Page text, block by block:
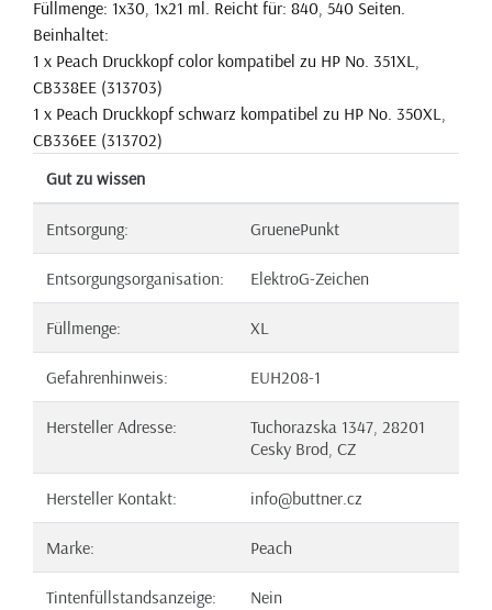
Füllmenge: 1x30, 1x21 ml. Reicht für: 840, 540 Seiten.
Beinhaltet:
1 x Peach Druckkopf color kompatibel zu HP No. 351XL,
CB338EE (313703)
1 x Peach Druckkopf schwarz kompatibel zu HP No. 350XL,
CB336EE (313702)
Gut zu wissen
Entsorgung: GruenePunkt
Entsorgungsorganisation: ElektroG-Zeichen
Füllmenge: XL
Gefahrenhinweis: EUH208-1
Hersteller Adresse:
Tuchorazska 1347, 28201
Cesky Brod, CZ
Hersteller Kontakt: info@buttner.cz
Marke: Peach
Tintenfüllstandsanzeige: Nein